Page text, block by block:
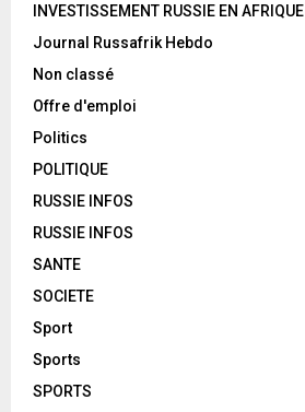
INVESTISSEMENT RUSSIE EN AFRIQUE
Journal Russafrik Hebdo
Non classé
Offre d'emploi
Politics
POLITIQUE
RUSSIE INFOS
RUSSIE INFOS
SANTE
SOCIETE
Sport
Sports
SPORTS